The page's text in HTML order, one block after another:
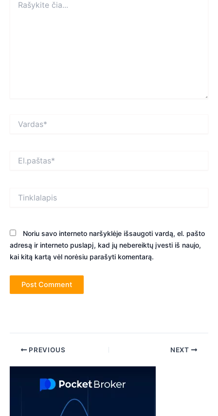
čia...
Noriu savo interneto naršyklėje išsaugoti vardą, el. pašto
adresą ir interneto puslapį, kad jų nebereiktų įvesti iš naujo,
kai kitą kartą vėl norėsiu parašyti komentarą.
Post PREVIOUS NEXT